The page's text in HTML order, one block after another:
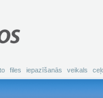
files iepazīšanās veikals